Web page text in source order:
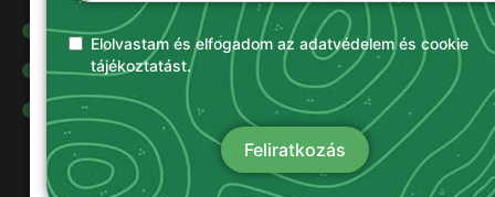
kenőanyagok
Damilok
Munkavédelmi
ruházat
Elolvastam és elfogadom az adatvédelem és cookie
tájékoztatást.
Feliratkozás